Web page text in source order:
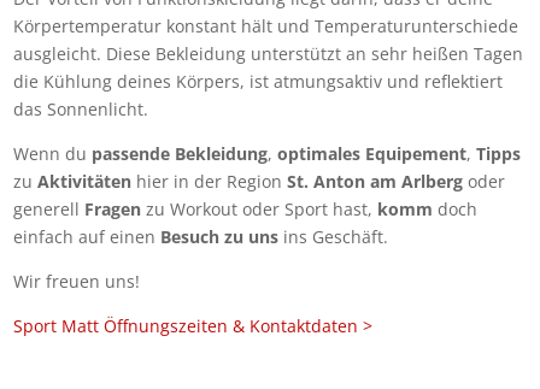
Körpertemperatur konstant hält und Temperaturunterschiede
ausgleicht. Diese Bekleidung unterstützt an sehr heißen Tagen
die Kühlung deines Körpers, ist atmungsaktiv und reflektiert
das Sonnenlicht.
Wenn du passende Bekleidung,optimales Equipement,Tipps
zuAktivitäten hier in der RegionSt. Anton am Arlberg oder
generell Fragen zu Workout oder Sport hast, komm doch
einfach auf einen Besuch zu uns ins Geschäft.
Wir freuen uns!
Sport Matt Öffnungszeiten & Kontaktdaten >